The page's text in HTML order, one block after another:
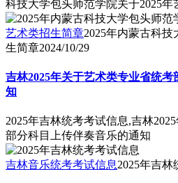
科技大学包头师范学院关于2025
艺术类招生简章2025年内蒙古科
生简章2024/10/29
吉林2025年关于艺术类专业省统
知
2025年吉林统考考试信息,吉林
部分科目上传伴奏音乐的通知
吉林音乐统考考试信息2025年吉林